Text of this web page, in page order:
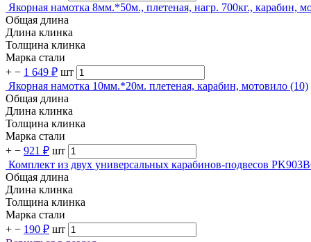
Якорная намотка 8мм.*50м., плетеная, нагр. 700кг., карабин,
Общая длина
Длина клинка
Толщина клинка
Марка стали
+ − 1 649 ₽ шт
Якорная намотка 10мм.*20м. плетеная, карабин, мотовило (10)
Общая длина
Длина клинка
Толщина клинка
Марка стали
+ − 921 ₽ шт
Комплект из двух универсальных карабинов-подвесов
Общая длина
Длина клинка
Толщина клинка
Марка стали
+ − 190 ₽ шт